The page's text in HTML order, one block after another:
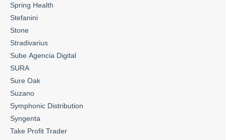
Spring Health
Stefanini
Stone
Stradivarius
Sube Agencia Digital
SURA
Sure Oak
Suzano
Symphonic Distribution
Syngenta
Take Profit Trader